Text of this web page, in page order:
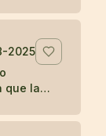
2025
que la
espera.